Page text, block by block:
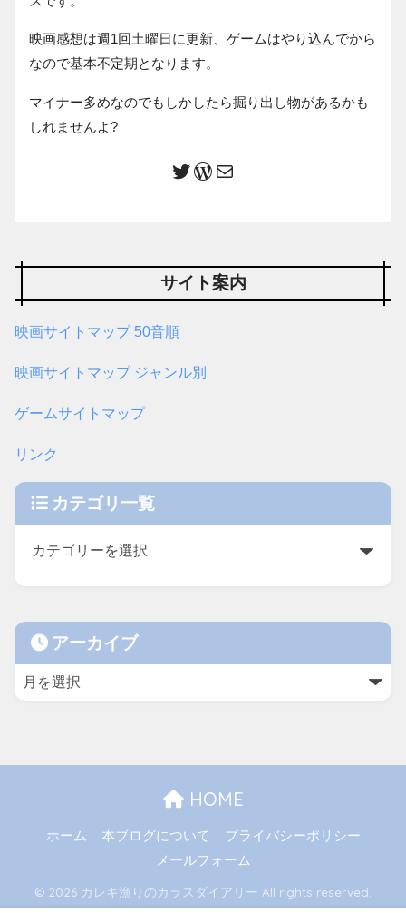
映画感想は週1回土曜日に更新、ゲームはやり込んでから
なので基本不定期となります。
マイナー多めなのでもしかしたら掘り出し物があるかも
しれませんよ?
サイト案内
映画サイトマップ 50音順
映画サイトマップ ジャンル別
ゲームサイトマップ
リンク
カテゴリ一覧
アーカイブ
HOME
ホーム 本ブログについて
プライバシーポリシー
メールフォーム
© 2026 ガレキ漁りのカラスダイアリー All rights reserved.